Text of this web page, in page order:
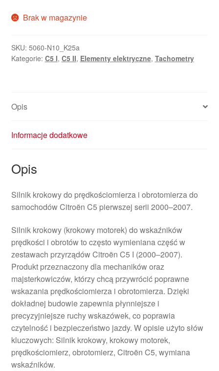
Brak w magazynie
SKU: 5060-N10_K25a
Kategorie: C5 I, C5 II, Elementy elektryczne, Tachometry
Opis
Informacje dodatkowe
Opis
Silnik krokowy do prędkościomierza i obrotomierza do
samochodów Citroën C5 pierwszej serii 2000–2007.
Silnik krokowy (krokowy motorek) do wskaźników
prędkości i obrotów to często wymieniana część w
zestawach przyrządów Citroën C5 I (2000–2007).
Produkt przeznaczony dla mechaników oraz
majsterkowiczów, którzy chcą przywrócić poprawne
wskazania prędkościomierza i obrotomierza. Dzięki
dokładnej budowie zapewnia płynniejsze i
precyzyjniejsze ruchy wskazówek, co poprawia
czytelność i bezpieczeństwo jazdy. W opisie użyto słów
kluczowych: Silnik krokowy, krokowy motorek,
prędkościomierz, obrotomierz, Citroën C5, wymiana
wskaźników.